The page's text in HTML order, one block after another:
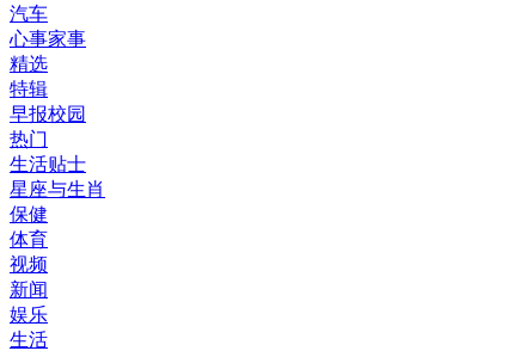
汽车
心事家事
精选
特辑
早报校园
热门
生活贴士
星座与生肖
保健
体育
视频
新闻
娱乐
生活